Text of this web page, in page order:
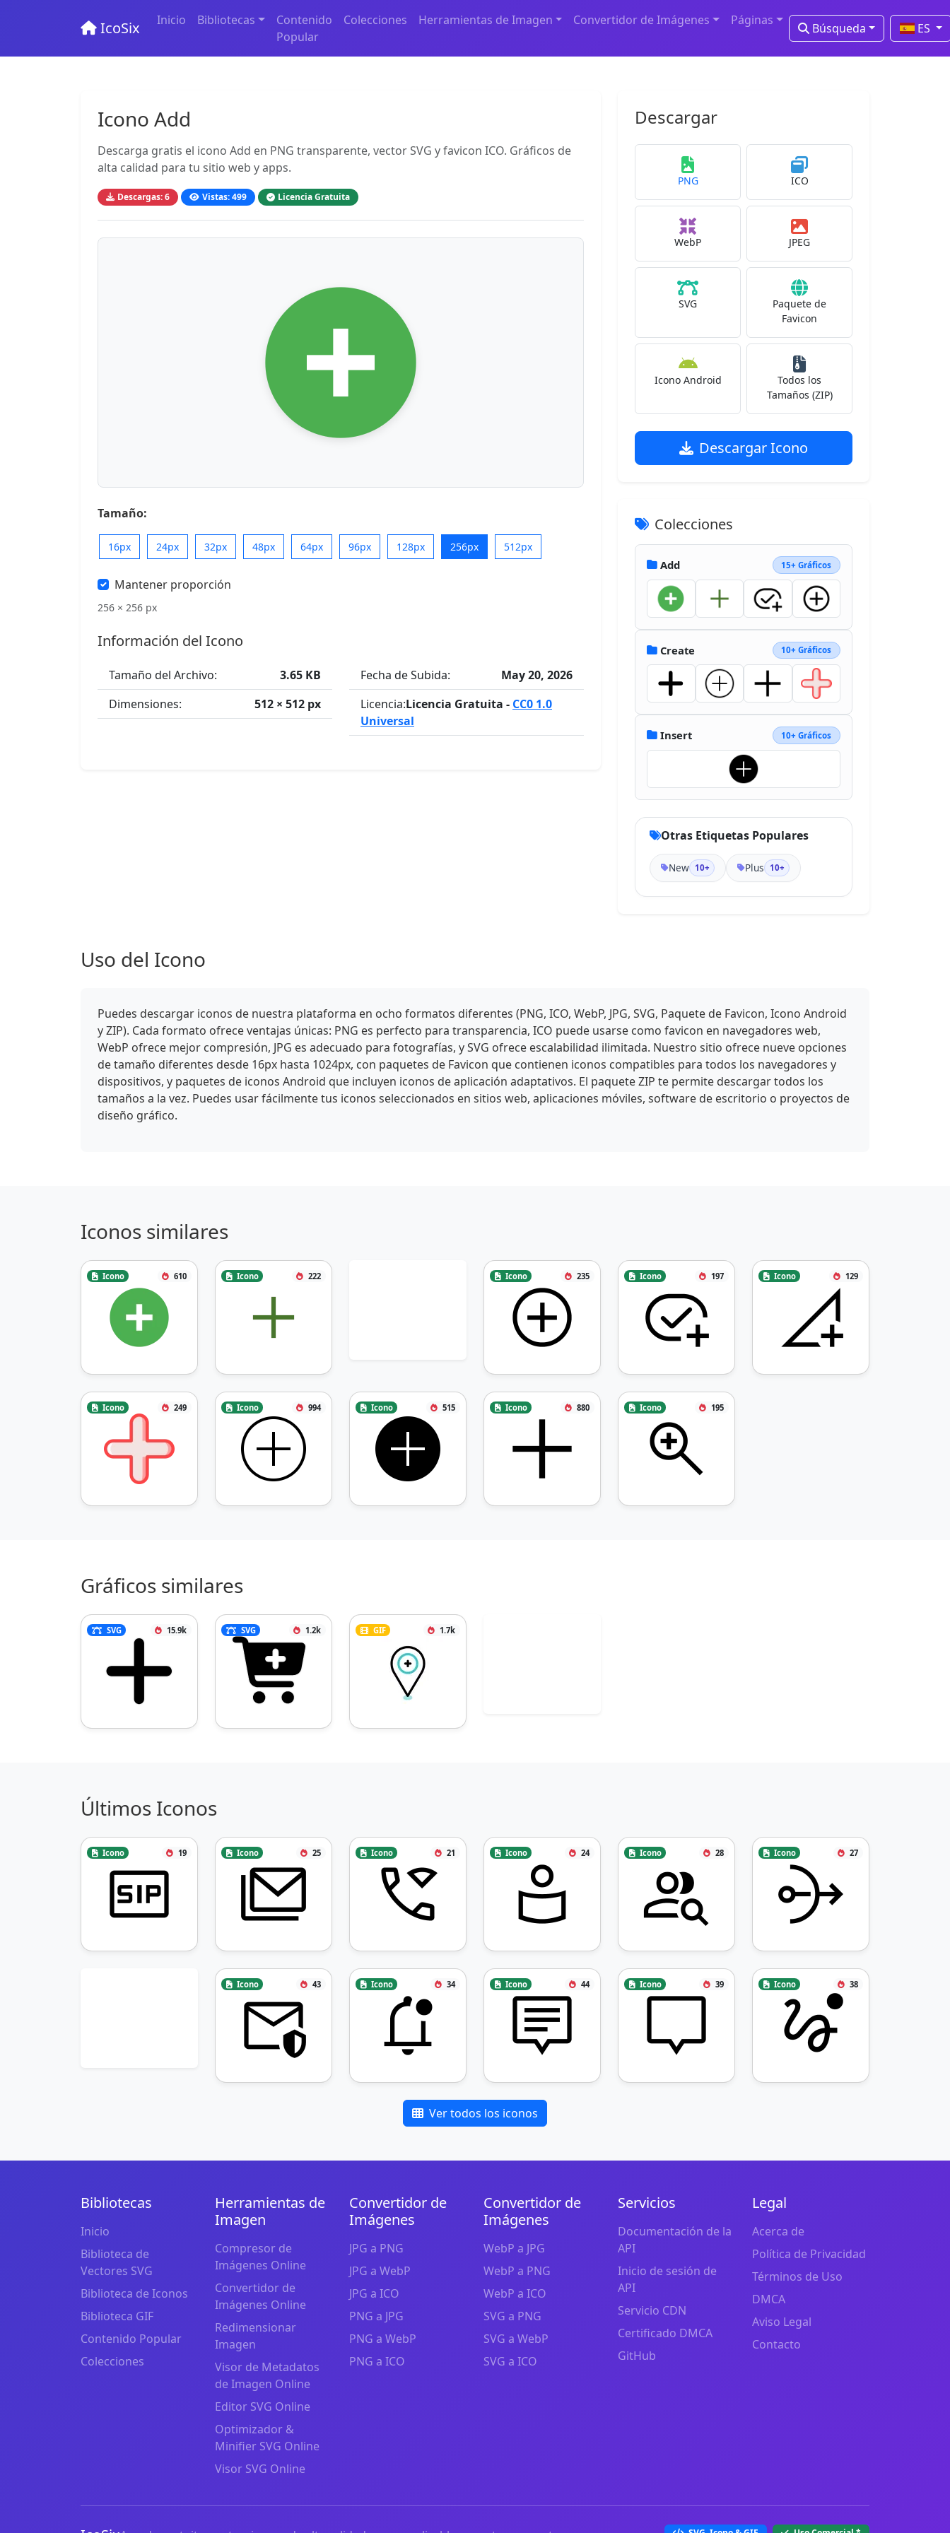
IcoSix Inicio Bibliotecas
Contenido
Popular
Colecciones Herramientas de Imagen Convertidor de Imágenes Páginas
Búsqueda ES
Icono Add
Descarga gratis el icono Add en PNG transparente, vector SVG y favicon ICO. Gráficos de
alta calidad para tu sitio web y apps.
Descargas: 6 Vistas: 499 Licencia Gratuita
Tamaño:
16px 24px 32px 48px 64px 96px 128px 256px 512px
Mantener proporción
256 × 256 px
Información del Icono
Tamaño del Archivo:
3.65 KB
Dimensiones:
512 × 512 px
Fecha de Subida:
May 20, 2026
Licencia:Licencia Gratuita - CC0 1.0
Universal
Descargar
PNG ICO
WebP JPEG
SVG
Paquete de
Favicon
Icono Android
Todos los
Tamaños (ZIP)
Descargar Icono
Colecciones
Add 15+ Gráficos
Create 10+ Gráficos
Insert 10+ Gráficos
Otras Etiquetas Populares
New 10+ Plus 10+
Uso del Icono
Puedes descargar iconos de nuestra plataforma en ocho formatos diferentes (PNG, ICO, WebP, JPG, SVG, Paquete de Favicon, Icono Android
y ZIP). Cada formato ofrece ventajas únicas: PNG es perfecto para transparencia, ICO puede usarse como favicon en navegadores web,
WebP ofrece mejor compresión, JPG es adecuado para fotografías, y SVG ofrece escalabilidad ilimitada. Nuestro sitio ofrece nueve opciones
de tamaño diferentes desde 16px hasta 1024px, con paquetes de Favicon que contienen iconos compatibles para todos los navegadores y
dispositivos, y paquetes de iconos Android que incluyen iconos de aplicación adaptativos. El paquete ZIP te permite descargar todos los
tamaños a la vez. Puedes usar fácilmente tus iconos seleccionados en sitios web, aplicaciones móviles, software de escritorio o proyectos de
diseño gráfico.
Iconos similares
Icono 610 Icono 222 Icono 235 Icono 197 Icono 129
Icono 249 Icono 994 Icono 515 Icono 880 Icono 195
Gráficos similares
SVG 15.9k SVG 1.2k GIF 1.7k
Últimos Iconos
Icono 19 Icono 25 Icono 21 Icono 24 Icono 28 Icono 27
Icono 43 Icono 34 Icono 44 Icono 39 Icono 38
Ver todos los iconos
Bibliotecas
Inicio
Biblioteca de
Vectores SVG
Biblioteca de Iconos
Biblioteca GIF
Contenido Popular
Colecciones
Herramientas de
Imagen
Compresor de
Imágenes Online
Convertidor de
Imágenes Online
Redimensionar
Imagen
Visor de Metadatos
de Imagen Online
Editor SVG Online
Optimizador &
Minifier SVG Online
Visor SVG Online
Convertidor de
Imágenes
JPG a PNG
JPG a WebP
JPG a ICO
PNG a JPG
PNG a WebP
PNG a ICO
Convertidor de
Imágenes
WebP a JPG
WebP a PNG
WebP a ICO
SVG a PNG
SVG a WebP
SVG a ICO
Servicios
Documentación de la
API
Inicio de sesión de
API
Servicio CDN
Certificado DMCA
GitHub
Legal
Acerca de
Política de Privacidad
Términos de Uso
DMCA
Aviso Legal
Contacto